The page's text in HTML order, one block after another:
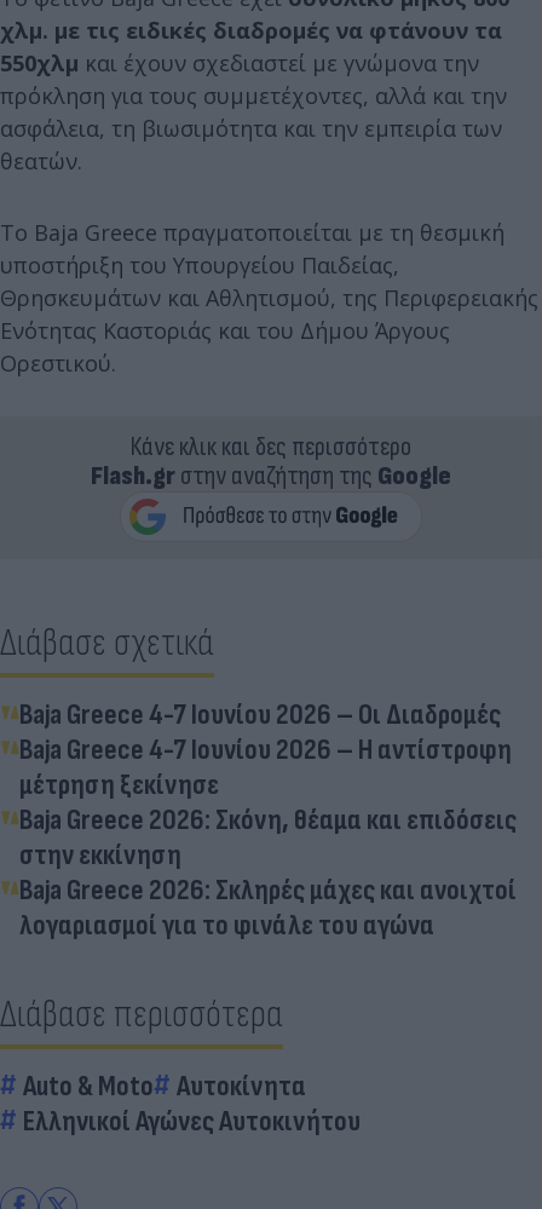
χλμ. με τις ειδικές διαδρομές να φτάνουν τα
550χλμ και έχουν σχεδιαστεί με γνώμονα την
πρόκληση για τους συμμετέχοντες, αλλά και την
ασφάλεια, τη βιωσιμότητα και την εμπειρία των
θεατών.
Το Baja Greece πραγματοποιείται με τη θεσμική
υποστήριξη του Υπουργείου Παιδείας,
Θρησκευμάτων και Αθλητισμού, της Περιφερειακής
Ενότητας Καστοριάς και του Δήμου Άργους
Ορεστικού.
Κάνε κλικ και δες περισσότερο
Flash.grστην αναζήτηση της Google
Διάβασε σχετικά
Baja Greece 4-7 Ιουνίου 2026 – Οι Διαδρομές
Baja Greece 4-7 Ιουνίου 2026 – Η αντίστροφη
μέτρηση ξεκίνησε
Baja Greece 2026: Σκόνη, θέαμα και επιδόσεις
στην εκκίνηση
Baja Greece 2026: Σκληρές μάχες και ανοιχτοί
λογαριασμοί για το φινάλε του αγώνα
Διάβασε περισσότερα
Auto & Moto
Αυτοκίνητα
Ελληνικοί Αγώνες Αυτοκινήτου